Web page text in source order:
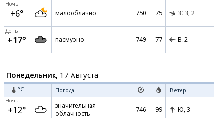
Ночь
+6° малооблачно 750 75 ЗСЗ, 2
День
+17° пасмурно 749 77 В, 2
Понедельник, 17 Августа
°C Погода Ветер
Ночь
+12°
значительная
облачность
746 99 Ю, 3